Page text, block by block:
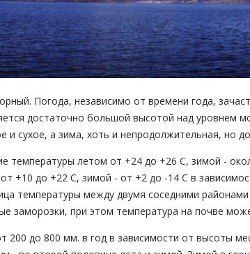
Погода, независимо от времени года,
достаточно большой высотой над уровнем
и сухое, а зима, хоть и непродолжительная, но
температуры летом от +24 до +26 С, зимой -
+10 до +22 С, зимой - от +2 до -14 С в
температуры между двумя соседними
заморозки, при этом температура на почве
200 до 800 мм. в год в зависимости от высоты